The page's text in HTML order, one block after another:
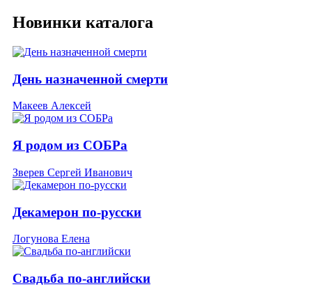
Новинки каталога
День назначенной смерти
Макеев Алексей
Я родом из СОБРа
Зверев Сергей Иванович
Декамерон по-русски
Логунова Елена
Свадьба по-английски